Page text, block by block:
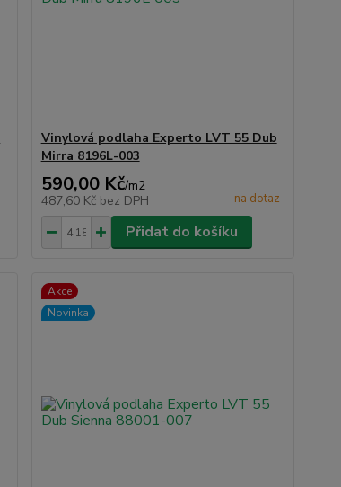
Vinylová podlaha Experto LVT 55 Dub
Mirra 8196L-003
590,00 Kč/m2
487,60 Kč bez DPH na dotaz
Přidat do košíku
Akce
Novinka